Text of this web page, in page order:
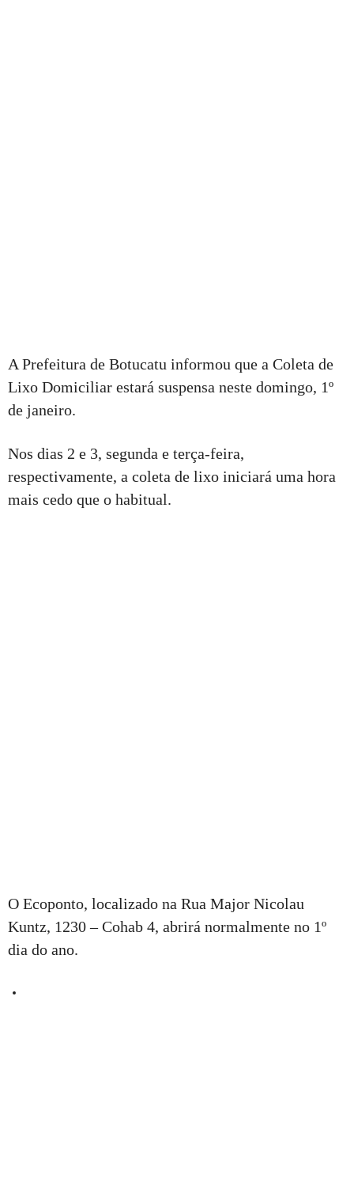
A Prefeitura de Botucatu informou que a Coleta de
Lixo Domiciliar estará suspensa neste domingo, 1º
de janeiro.
Nos dias 2 e 3, segunda e terça-feira,
respectivamente, a coleta de lixo iniciará uma hora
mais cedo que o habitual.
O Ecoponto, localizado na Rua Major Nicolau
Kuntz, 1230 – Cohab 4, abrirá normalmente no 1º
dia do ano.